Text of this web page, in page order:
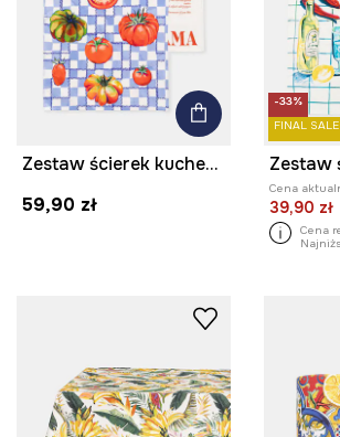
Zestaw ścierek kuchennych z dodatkiem lnu
59,90 zł
-33%
FINAL SALE
Cena
39,90 zł
Cena